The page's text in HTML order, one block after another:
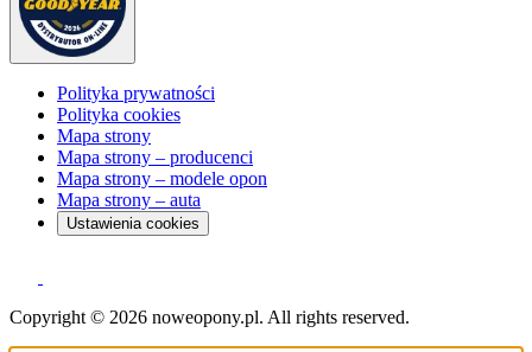
Polityka prywatności
Polityka cookies
Mapa strony
Mapa strony – producenci
Mapa strony – modele opon
Mapa strony – auta
Ustawienia cookies
Copyright © 2026 noweopony.pl. All rights reserved.